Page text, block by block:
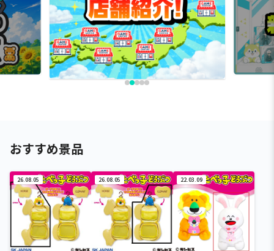
おすすめ景品
26.08.05 26.08.05 22.03.09